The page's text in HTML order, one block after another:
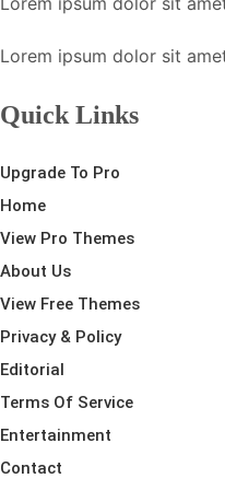
Lorem ipsum dolor sit
Quick Links
Upgrade To Pro
Home
View Pro Themes
About Us
View Free Themes
Privacy & Policy
Editorial
Terms Of Service
Entertainment
Contact